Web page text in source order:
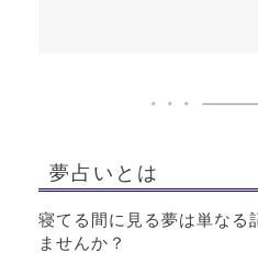
夢占いとは
寝てる間に見る夢は単なる
ませんか？